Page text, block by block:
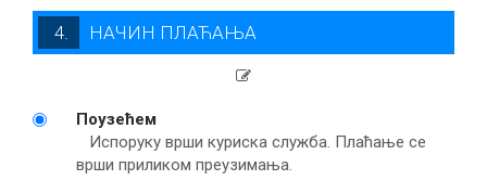
4. НАЧИН ПЛАЋАЊА
Поузећем
Испоруку врши куриска служба. Плаћање се
врши приликом преузимања.